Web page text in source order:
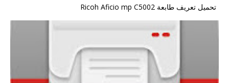
تحميل تعريف طابعة Ricoh Aficio mp C5002